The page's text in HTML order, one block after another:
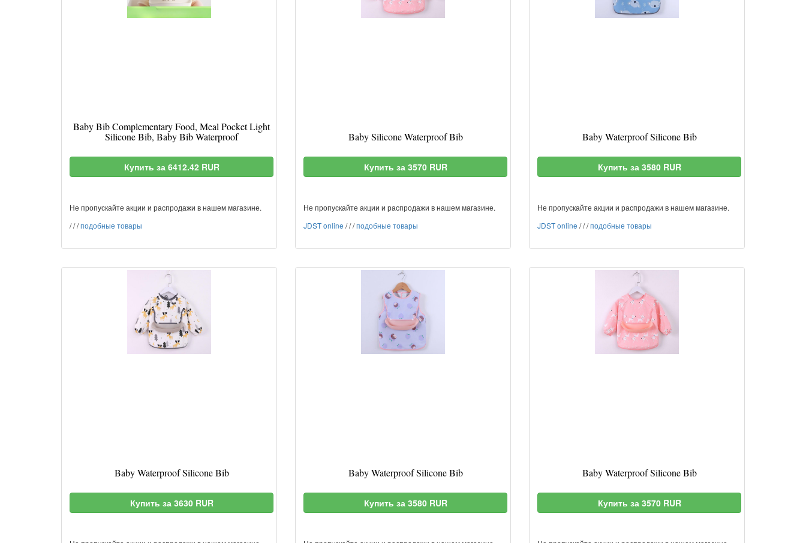
Baby Bib Complementary Food, Meal Pocket Light
Silicone Bib, Baby Bib Waterproof
Купить за 6412.42 RUR
Не пропускайте акции и распродажи в нашем магазине.
///подобные товары
Baby Silicone Waterproof Bib
Купить за 3570 RUR
Не пропускайте акции и распродажи в нашем магазине.
JDST online ///подобные товары
Baby Waterproof Silicone Bib
Купить за 3580 RUR
Не пропускайте акции и распродажи в нашем магазине.
JDST online ///подобные товары
Baby Waterproof Silicone Bib
Купить за 3630 RUR
Baby Waterproof Silicone Bib
Купить за 3580 RUR
Baby Waterproof Silicone Bib
Купить за 3570 RUR